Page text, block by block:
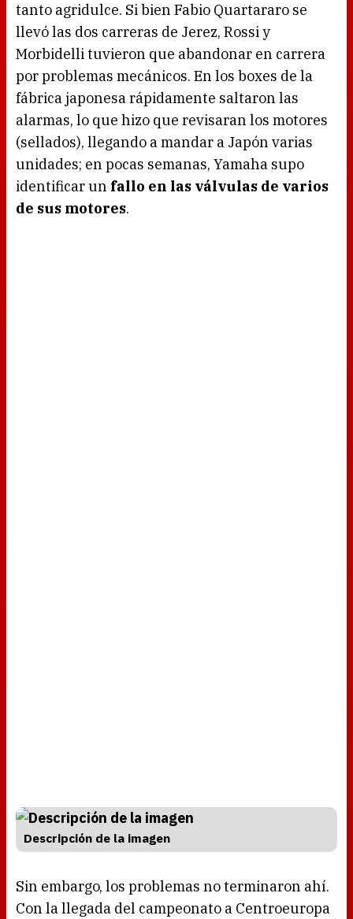
tanto agridulce. Si bien Fabio Quartararo se
llevó las dos carreras de Jerez, Rossi y
Morbidelli tuvieron que abandonar en carrera
por problemas mecánicos. En los boxes de la
fábrica japonesa rápidamente saltaron las
alarmas, lo que hizo que revisaran los motores
(sellados), llegando a mandar a Japón varias
unidades; en pocas semanas, Yamaha supo
identificar un fallo en las válvulas de varios
de sus motores.
Descripción de la imagen
Sin embargo, los problemas no terminaron ahí.
Con la llegada del campeonato a Centroeuropa